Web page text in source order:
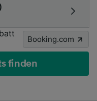
Booking.com
finden